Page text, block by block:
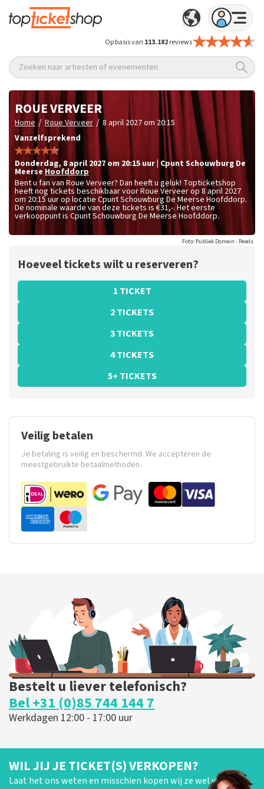
Op basis van 113.182reviews
Zoeken naar artiesten of evenementen
ROUE VERVEER
Home / Roue Verveer / 8 april 2027 om 20:15
Vanzelfsprekend
donderdag, 8 april 2027 om 20:15 uur Cpunt Schouwburg De
Meerse Hoofddorp
Bent u fan van Roue Verveer? Dan heeft u geluk! Topticketshop
heeft nog tickets beschikbaar voor Roue Verveer op 8 april 2027
om 20:15 uur op locatie Cpunt Schouwburg De Meerse Hoofddorp.
De nominale waarde van deze tickets is €31,-. Het eerste
verkooppunt is Cpunt Schouwburg De Meerse Hoofddorp.
Foto: Publiek Domein - Pexels
Hoeveel tickets wilt u reserveren?
1 TICKET
2 TICKETS
3 TICKETS
4 TICKETS
5+ TICKETS
Veilig betalen
Je betaling is veilig en beschermd. We accepteren de
meestgebruikte betaalmethoden.
Bestelt u liever telefonisch?
Bel +31 (0)85 744 144 7
Werkdagen 12:00 - 17:00 uur
WIL JIJ JE TICKET(S) VERKOPEN?
Laat het ons weten en misschien kopen wij ze wel van je!